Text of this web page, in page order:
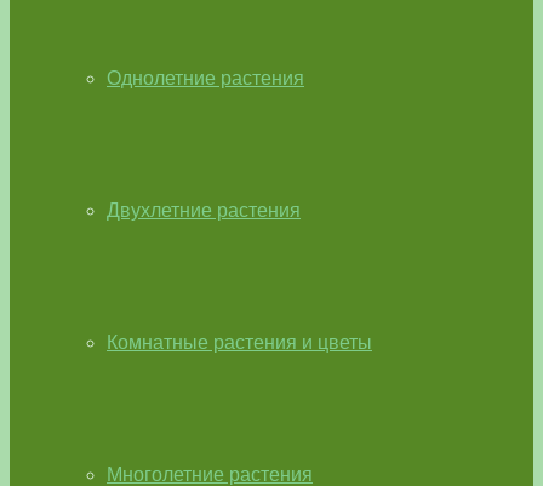
Однолетние растения
Двухлетние растения
Комнатные растения и цветы
Многолетние растения